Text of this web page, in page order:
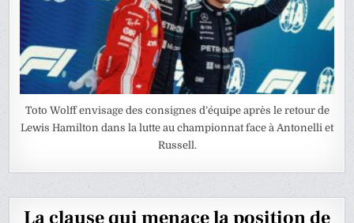
Toto Wolff envisage des consignes d’équipe après le retour de
Lewis Hamilton dans la lutte au championnat face à Antonelli et
Russell.
La clause qui menace la position de